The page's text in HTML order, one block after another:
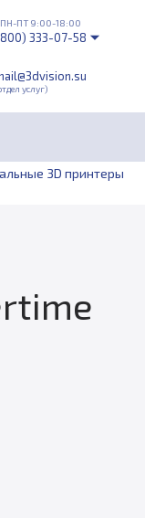
услуг)
ПН-ПТ 9:00-18:00
333-07-58
3D принтеры